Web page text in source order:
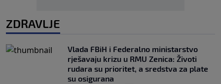
ZDRAVLJE
Vlada FBiH i Federalno ministarstvo
rješavaju krizu u RMU Zenica: Životi
rudara su prioritet, a sredstva za plate
su osigurana